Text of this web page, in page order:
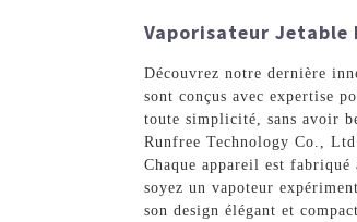
Vaporisateur Jetable
Découvrez notre dernière
sont conçus avec expertise
toute simplicité, sans avoir
Runfree Technology Co.,
Chaque appareil est
soyez un vapoteur
son design élégant et